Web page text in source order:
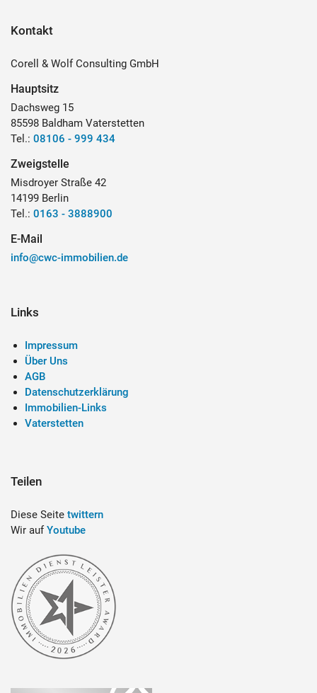
Kontakt
Corell & Wolf Consulting GmbH
Hauptsitz
Dachsweg 15
85598 Baldham Vaterstetten
Tel.: 08106 - 999 434
Zweigstelle
Misdroyer Straße 42
14199 Berlin
Tel.: 0163 - 3888900
E-Mail
info@cwc-immobilien.de
Links
Impressum
Über Uns
AGB
Datenschutzerklärung
Immobilien-Links
Vaterstetten
Teilen
Diese Seite twittern
Wir aufYoutube